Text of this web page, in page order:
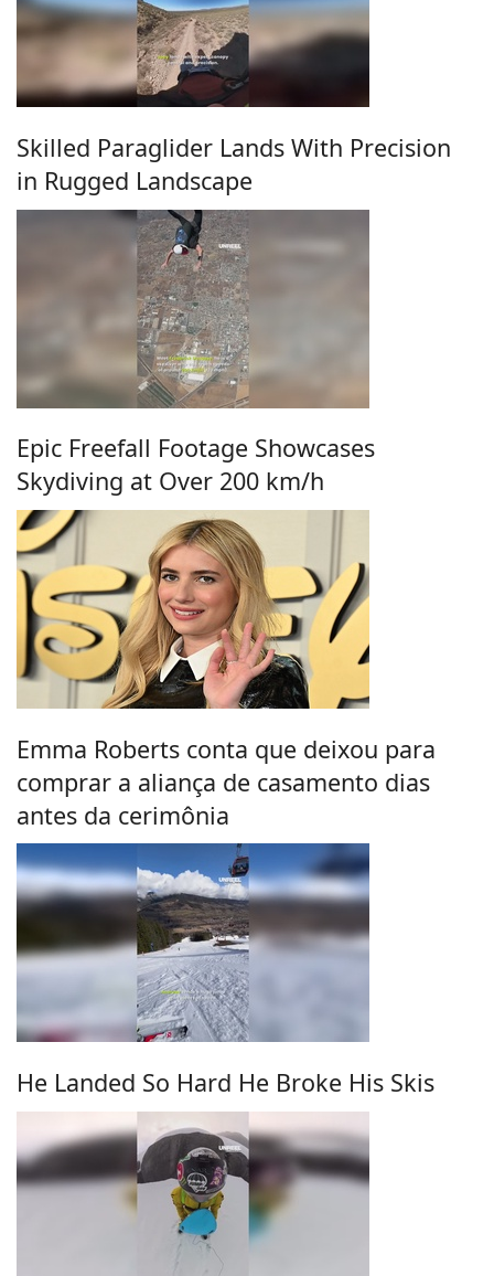
Skilled Paraglider Lands With Precision
in Rugged Landscape
Epic Freefall Footage Showcases
Skydiving at Over 200 km/h
Emma Roberts conta que deixou para
comprar a aliança de casamento dias
antes da cerimônia
He Landed So Hard He Broke His Skis